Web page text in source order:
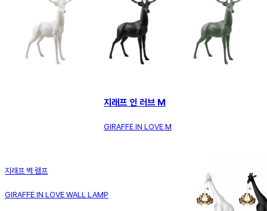
지래프 인 러브 M
GIRAFFE IN LOVE M
지래프 벽 램프
GIRAFFE IN LOVE WALL LAMP